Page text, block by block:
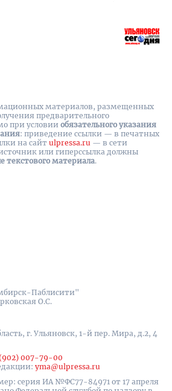
Паблисити"
О.С.
г. Ульяновск, 1-й пер. Мира, д.2, 4
007-79-00
yma@ulpressa.ru
серия ИА №ФС77-84971 от 17 апреля
материалов, размещенных
предварительного
при условии обязательного указания
: приведение ссылки — в печатных
на cайт ulpressa.ru — в сети
или гиперссылка должны
текстового материала.